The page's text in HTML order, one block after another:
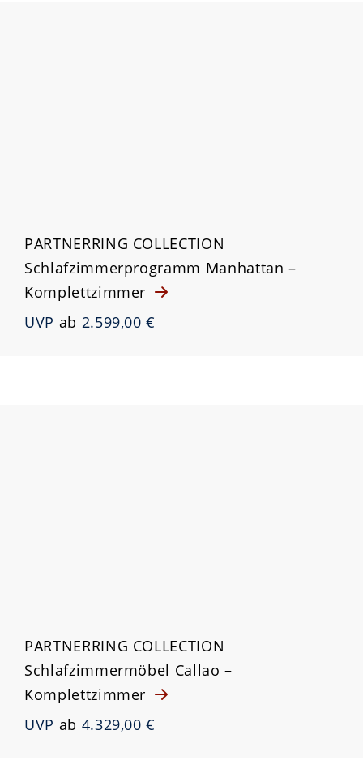
PARTNERRING COLLECTION
Schlafzimmerprogramm Manhattan –
Komplettzimmer
UVP ab 2.599,00 €
PARTNERRING COLLECTION
Schlafzimmermöbel Callao –
Komplettzimmer
UVP ab 4.329,00 €